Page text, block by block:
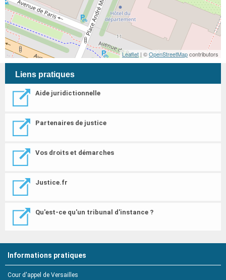
Leaflet | ©OpenStreetMapcontributors
Liens pratiques
Aide juridictionnelle
Partenaires de justice
Vos droits et démarches
Justice.fr
Qu'est-ce qu'un tribunal d'instance ?
Informations pratiques
Cour d'appel de Versailles